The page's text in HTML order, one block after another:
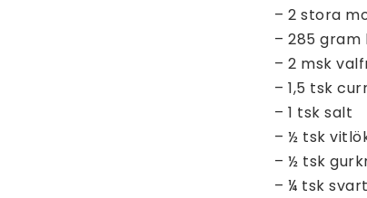
– 2 stora
– 285
– 2 msk
– 1,5 tsk
– 1 tsk salt
– ½ tsk
– ½ tsk
– ¼ tsk